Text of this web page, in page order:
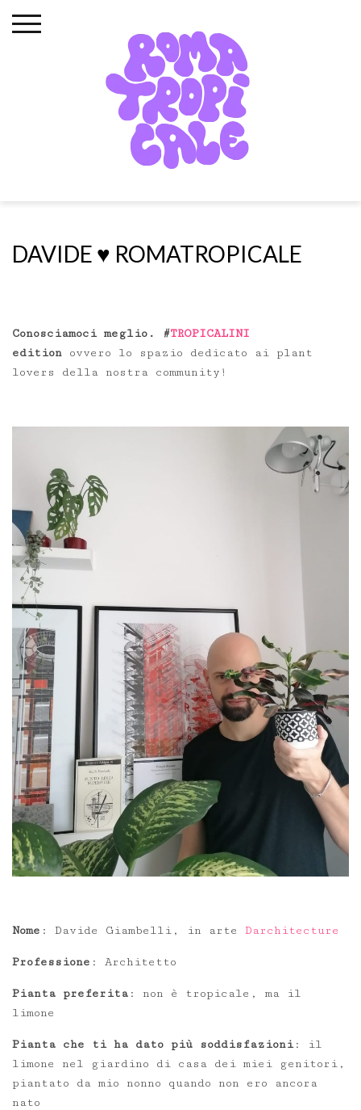
to
DAVIDE ♥️ ROMATROPICALE
Conosciamoci meglio. #TROPICALINI
edition ovvero lo spazio dedicato ai plant
lovers della nostra community!
Nome : Davide Giambelli, in arte Darchitecture
Professione : Architetto
Pianta preferita : non è tropicale, ma il
limone
Pianta che ti ha dato più soddisfazioni: il
limone nel giardino di casa dei miei genitori,
piantato da mio nonno quando non ero ancora
nato